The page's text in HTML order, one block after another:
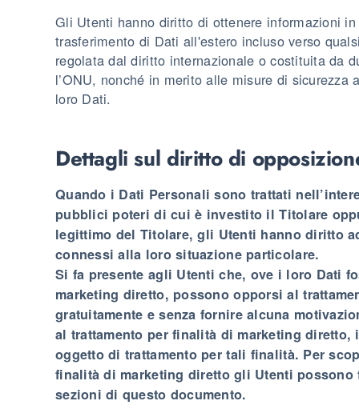
Gli Utenti hanno diritto di ottenere informazioni
trasferimento di Dati all'estero incluso verso
regolata dal diritto internazionale o costituita da
l’ONU, nonché in merito alle misure di
loro Dati.
Dettagli sul diritto di
Quando i Dati Personali sono trattati
pubblici poteri di cui è investito il Titolare
legittimo del Titolare, gli Utenti hanno diritto
connessi alla loro situazione particolare.
Si fa presente agli Utenti che, ove i loro Dati
marketing diretto, possono opporsi al
gratuitamente e senza fornire alcuna
al trattamento per finalità di marketing
oggetto di trattamento per tali finalità. Per
finalità di marketing diretto gli Utenti
sezioni di questo documento.